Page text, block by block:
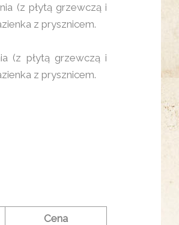
(z płytą grzewczą i
z prysznicem.
(z płytą grzewczą i
z prysznicem.
Cena